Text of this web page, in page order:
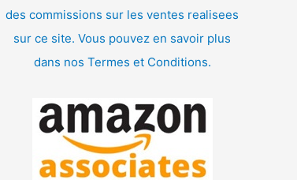
des commissions sur les ventes realisees
sur ce site. Vous pouvez en savoir plus
dans nos Termes et Conditions.